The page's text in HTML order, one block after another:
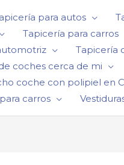
para autos
Tapicería para carros
Tapicería
coches cerca de mi
coche con polipiel en
carros